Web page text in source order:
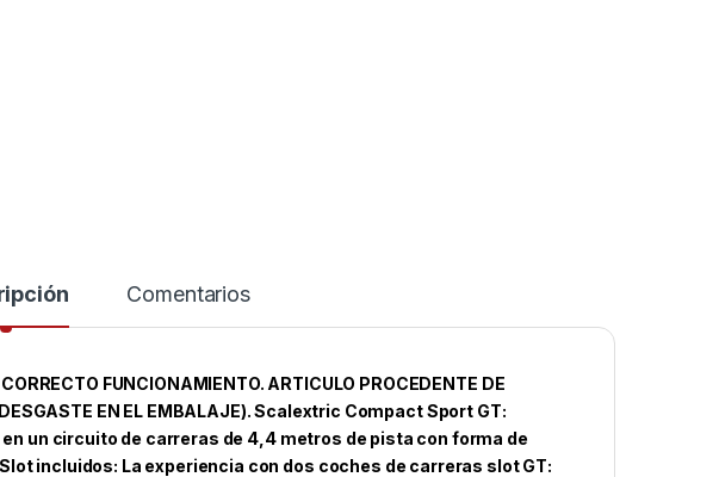
Comentarios
FUNCIONAMIENTO. ARTICULO PROCEDENTE DE
EN EL EMBALAJE). Scalextric Compact Sport GT:
un circuito de carreras de 4,4 metros de pista con forma de
incluidos: La experiencia con dos coches de carreras slot GT: